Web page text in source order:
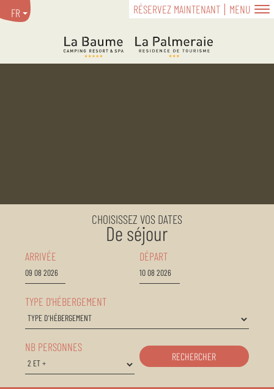
RÉSERVEZ MAINTENANT MENU
FR
CHOISISSEZ VOS DATES
De séjour
ARRIVÉE DÉPART
TYPE D'HÉBERGEMENT
NB PERSONNES
RECHERCHER